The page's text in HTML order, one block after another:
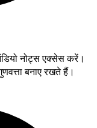
नोट्स एक्सेस करें।
बनाए रखते हैं।